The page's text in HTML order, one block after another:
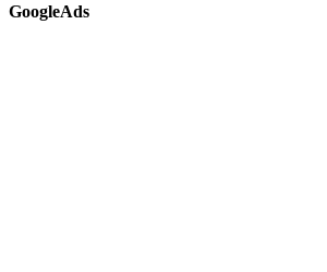
GoogleAds